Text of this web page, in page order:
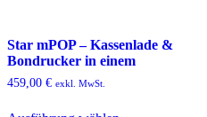
Star mPOP – Kassenlade &
Bondrucker in einem
459,00 € exkl. MwSt.